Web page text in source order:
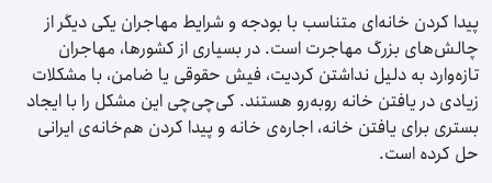
پیدا کردن خانه‌ای متناسب با بودجه و شرایط مهاجران یکی دیگر از
چالش‌های بزرگ مهاجرت است. در بسیاری از کشورها، مهاجران
تازه‌وارد به دلیل نداشتن کردیت، فیش حقوقی یا ضامن، با مشکلات
زیادی در یافتن خانه روبه‌رو هستند. کی‌چی‌چی این مشکل را با ایجاد
بستری برای یافتن خانه، اجاره‌ی خانه و پیدا کردن هم‌خانه‌ی ایرانی
حل کرده است.